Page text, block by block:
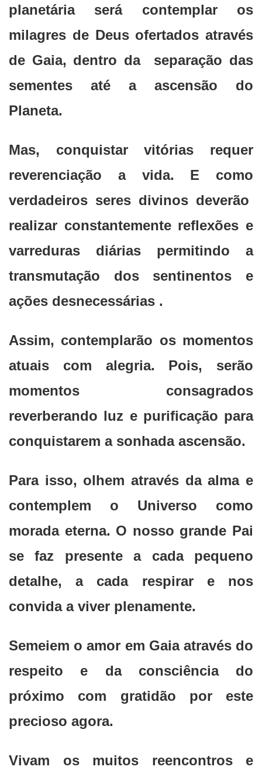
planetária será contemplar os
milagres de Deus ofertados através
de Gaia, dentro da separação das
sementes até a ascensão do
Planeta.
Mas, conquistar vitórias requer
reverenciação a vida. E como
verdadeiros seres divinos deverão
realizar constantemente reflexões e
varreduras diárias permitindo a
transmutação dos sentinentos e
ações desnecessárias .
Assim, contemplarão os momentos
atuais com alegria. Pois, serão
momentos consagrados
reverberando luz e purificação para
conquistarem a sonhada ascensão.
Para isso, olhem através da alma e
contemplem o Universo como
morada eterna. O nosso grande Pai
se faz presente a cada pequeno
detalhe, a cada respirar e nos
convida a viver plenamente.
Semeiem o amor em Gaia através do
respeito e da consciência do
próximo com gratidão por este
precioso agora.
Vivam os muitos reencontros e